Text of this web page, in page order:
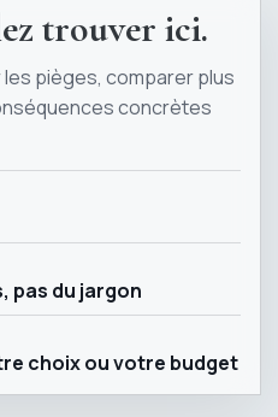
trouver ici.
pièges, comparer plus
concrètes
pas du jargon
choix ou votre budget